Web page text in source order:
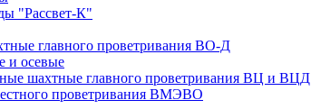
"Рассвет-К"
главного проветривания ВО-Д
и осевые
шахтные главного проветривания ВЦ и ВЦД
проветривания ВМЭВО